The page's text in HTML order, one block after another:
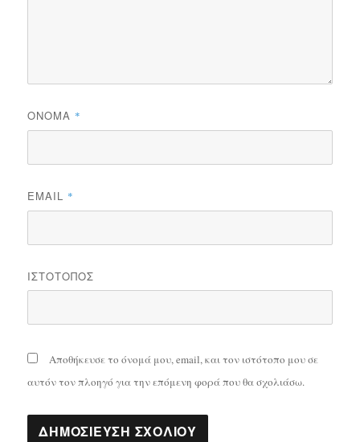
ΌΝΟΜΑ *
EMAIL *
ΙΣΤΌΤΟΠΟΣ
Αποθήκευσε το όνομά μου, email, και τον ιστότοπο μου σε
αυτόν τον πλοηγό για την επόμενη φορά που θα σχολιάσω.